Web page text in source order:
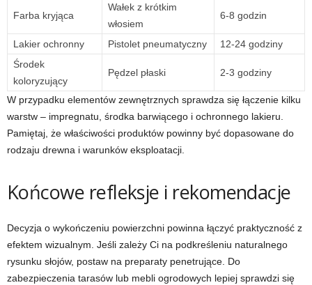
Farba kryjąca
Wałek z krótkim
włosiem
6-8 godzin
Lakier ochronny Pistolet pneumatyczny
12-24 godziny
Środek
koloryzujący
Pędzel płaski 2-3 godziny
W przypadku elementów zewnętrznych sprawdza się łączenie kilku
warstw – impregnatu, środka barwiącego i ochronnego lakieru.
Pamiętaj, że właściwości produktów powinny być dopasowane do
rodzaju drewna i warunków eksploatacji.
Końcowe refleksje i rekomendacje
Decyzja o wykończeniu powierzchni powinna łączyć praktyczność z
efektem wizualnym. Jeśli zależy Ci na podkreśleniu naturalnego
rysunku słojów, postaw na preparaty penetrujące. Do
zabezpieczenia tarasów lub mebli ogrodowych lepiej sprawdzi się